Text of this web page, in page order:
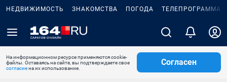
НЕДВИЖИМОСТЬ ЗНАКОМСТВА ПОГОДА ТЕЛЕПРОГРАММА
На информационном ресурсе применяются cookie-
файлы. Оставаясь на сайте, вы подтверждаете свое
согласиена их использование.
Согласен